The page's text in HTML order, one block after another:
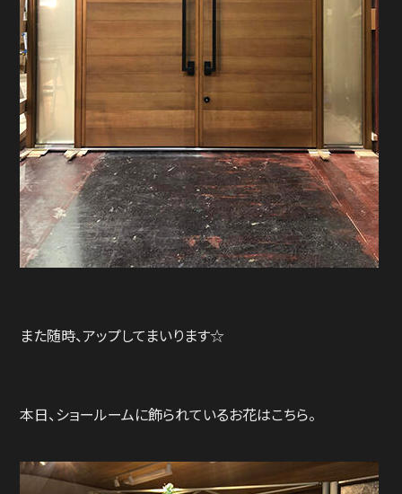
また随時、アップしてまいります☆
本日、ショールームに飾られているお花はこちら。